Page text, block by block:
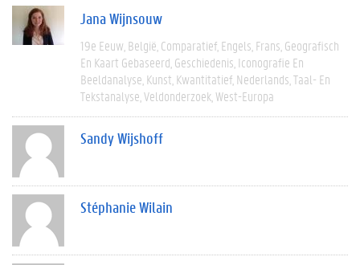
Jana Wijnsouw
19e Eeuw België Comparatief Engels Frans Geografisch
En Kaart Gebaseerd Geschiedenis Iconografie En
Beeldanalyse Kunst Kwantitatief Nederlands Taal- En
Tekstanalyse Veldonderzoek West-Europa
Sandy Wijshoff
Stéphanie Wilain